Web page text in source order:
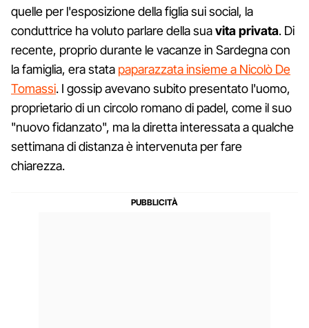
quelle per l'esposizione della figlia sui social, la
conduttrice ha voluto parlare della suavitaprivata. Di
recente, proprio durante le vacanze in Sardegna con
la famiglia, era stata paparazzata insieme a Nicolò De
Tomassi. I gossip avevano subito presentato l'uomo,
proprietario di un circolo romano di padel, come il suo
"nuovo fidanzato", ma la diretta interessata a qualche
settimana di distanza è intervenuta per fare
chiarezza.